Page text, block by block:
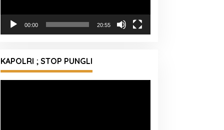
00:00 20:55
KAPOLRI ; STOP PUNGLI